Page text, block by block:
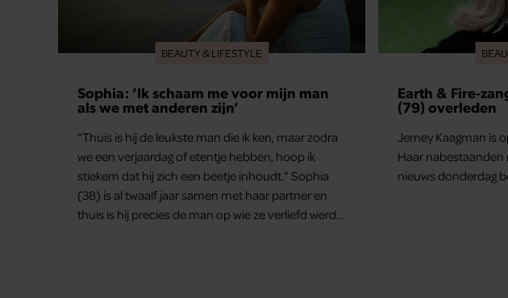
BEAUTY & LIFESTYLE
Sophia: ‘Ik schaam me voor mijn man
als we met anderen zijn’
“Thuis is hij de leukste man die ik ken, maar zodra
we een verjaardag of etentje hebben, hoop ik
stiekem dat hij zich een beetje inhoudt.” Sophia
(38) is al twaalf jaar samen met haar partner en
thuis is hij precies de man op wie ze verliefd werd:
Earth & Fire-
(79) overleden
Jerney Kaagman is
Haar
nieuws donderdag